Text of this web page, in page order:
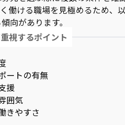
働ける職場を見極めるため、
向があります。
視するポイント
ートの有無
援
囲気
きやすさ